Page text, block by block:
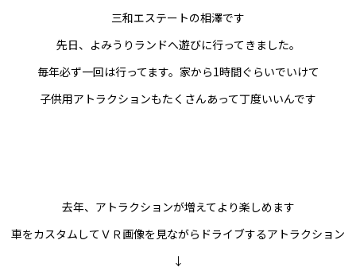
三和エステートの相澤です
先日、よみうりランドへ遊びに行ってきました。
毎年必ず一回は行ってます。家から1時間ぐらいでいけて
子供用アトラクションもたくさんあって丁度いいんです
去年、アトラクションが増えてより楽しめます
車をカスタムしてＶＲ画像を見ながらドライブするアトラクション
↓